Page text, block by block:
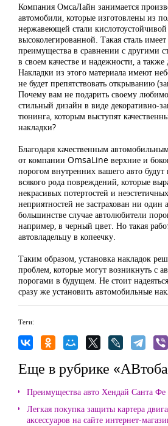
Компания ОмсаЛайн занимается
автомобили, которые изготовлены из
нержавеющей стали
высоколегированной. Такая сталь
преимущества в сравнении с другими
в своем качестве и надежности, а также
Накладки из этого материала имеют
не будет препятствовать открыванию
Почему вам не подарить своему
стильный дизайн в виде декоративно-
тюнинга, которым выступят
накладки?
Благодаря качественным
от компании OmsaLine верхние и
порогом внутренних вашего авто
всякого рода повреждений, которые
некрасивых потертостей и
неприятностей не застрахован ни один
большинстве случае автолюбители
например, в черный цвет. Но такая
автовладельцу в копеечку.
Таким образом, установка накладок
проблем, которые могут возникнуть с
порогами в будущем. Не стоит
сразу же установить автомобильные
Теги:
Еще в рубрике
Преимущества авто Хендай Санта
Легкая покупка защиты картера
аксессуаров на сайте интернет-